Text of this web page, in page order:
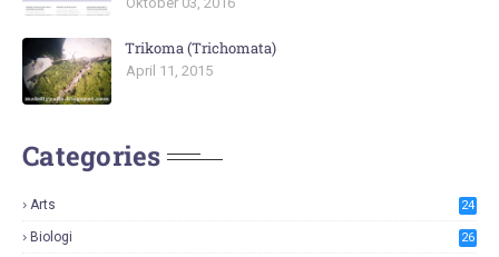
Trikoma (Trichomata)
April 11, 2015
Categories
Arts 24
Biologi 26